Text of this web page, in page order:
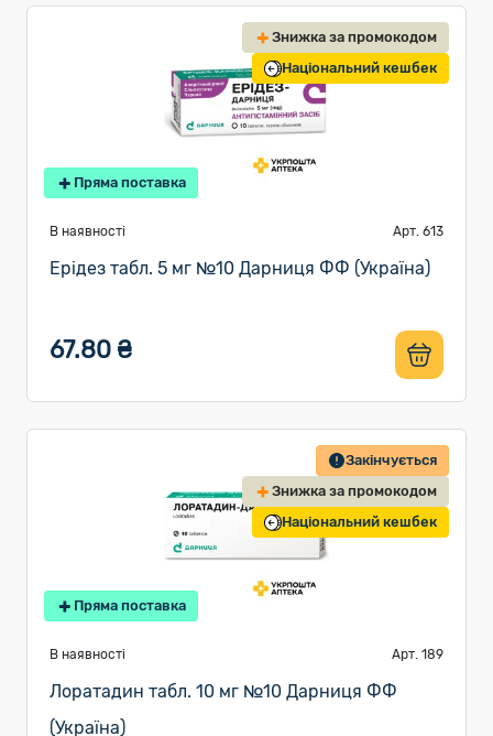
Знижка за промокодом
Національний кешбек
Пряма поставка
В наявності Арт. 613
Ерідез табл. 5 мг №10 Дарниця ФФ (Україна)
67.80 ₴
Закінчується
Знижка за промокодом
Національний кешбек
Пряма поставка
В наявності Арт. 189
Лоратадин табл. 10 мг №10 Дарниця ФФ
(Україна)